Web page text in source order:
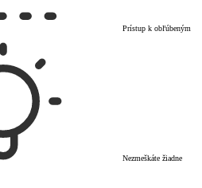
Prístup k obľúbeným
Nezmeškáte žiadne